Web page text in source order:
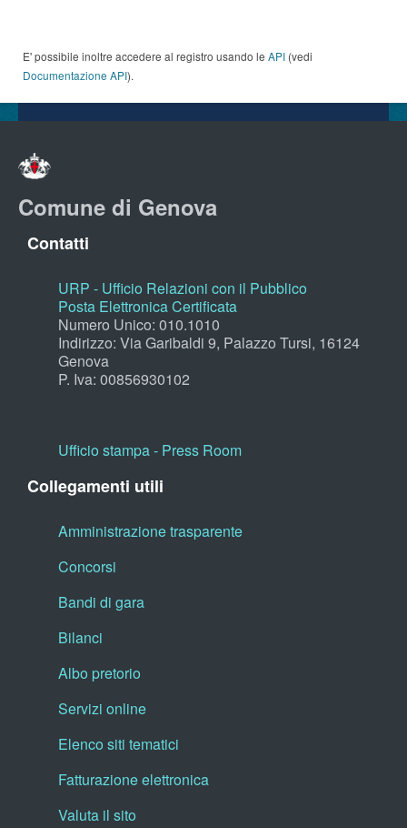
E' possibile inoltre accedere al registro usando le API (vedi
Documentazione API).
Comune di Genova
Contatti
URP - Ufficio Relazioni con il Pubblico
Posta Elettronica Certificata
Numero Unico: 010.1010
Indirizzo: Via Garibaldi 9, Palazzo Tursi, 16124
Genova
P. Iva: 00856930102
Ufficio stampa - Press Room
Collegamenti utili
Amministrazione trasparente
Concorsi
Bandi di gara
Bilanci
Albo pretorio
Servizi online
Elenco siti tematici
Fatturazione elettronica
Valuta il sito